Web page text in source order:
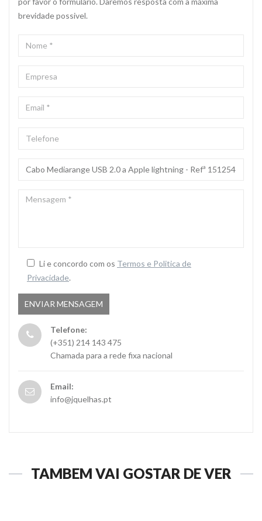
brevidade possivel.
Li e concordo com os Termos e Politica de
Privacidade.
Telefone:
(+351) 214 143 475
Chamada para a rede fixa nacional
Email:
info@jquelhas.pt
TAMBÉM VAI GOSTAR DE VER